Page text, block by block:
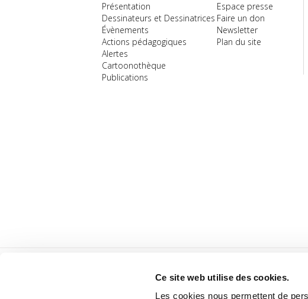
Ce site web utilise des cookies.
Les cookies nous permettent de
Présentation
Dessinateurs et Dessinatrices
Évènements
Actions pédagogiques
Alertes
Cartoonothèque
Publications
Espace presse
Faire un don
Newsletter
Plan du site